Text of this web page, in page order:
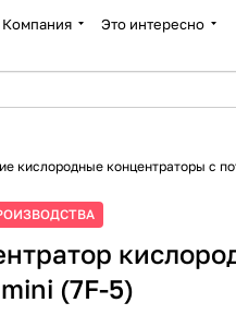
Компания Это интересно
кислородные концентраторы с
(7F-5)